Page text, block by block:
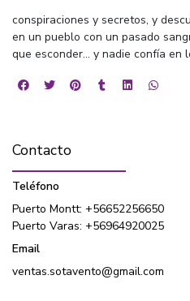
conspiraciones y secretos, y
en un pueblo con un pasado
que esconder… y nadie confía en
Contacto
Teléfono
Puerto Montt: +56652256650
Puerto Varas: +56964920025
Email
ventas.sotavento@gmail.com